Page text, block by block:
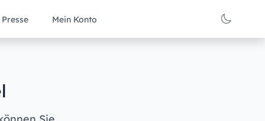
Presse Mein Konto